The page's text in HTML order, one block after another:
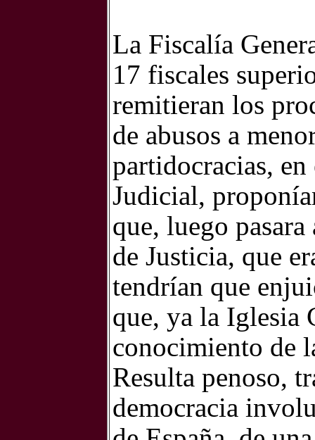
La Fiscalía
17 fiscales
remitieran los
de abusos a
partidocracias,
Judicial,
que, luego
de Justicia, que
tendrían que
que, ya la Iglesia
conocimiento de
Resulta penoso,
democracia